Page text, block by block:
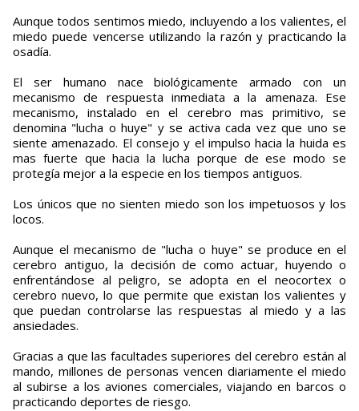
Aunque todos sentimos miedo, incluyendo a los valientes, el
miedo puede vencerse utilizando la razón y practicando la
osadía.
El ser humano nace biológicamente armado con un
mecanismo de respuesta inmediata a la amenaza. Ese
mecanismo, instalado en el cerebro mas primitivo, se
denomina "lucha o huye" y se activa cada vez que uno se
siente amenazado. El consejo y el impulso hacia la huida es
mas fuerte que hacia la lucha porque de ese modo se
protegía mejor a la especie en los tiempos antiguos.
Los únicos que no sienten miedo son los impetuosos y los
locos.
Aunque el mecanismo de "lucha o huye" se produce en el
cerebro antiguo, la decisión de como actuar, huyendo o
enfrentándose al peligro, se adopta en el neocortex o
cerebro nuevo, lo que permite que existan los valientes y
que puedan controlarse las respuestas al miedo y a las
ansiedades.
Gracias a que las facultades superiores del cerebro están al
mando, millones de personas vencen diariamente el miedo
al subirse a los aviones comerciales, viajando en barcos o
practicando deportes de riesgo.